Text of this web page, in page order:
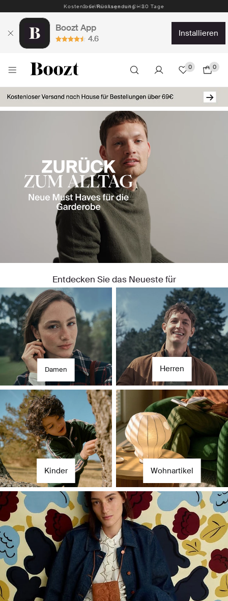
Kostenlose Rücksendung – 30 Tage
Boozt App
4.6
installieren
0 0
Für sie
Für ihn
Entdecken Sie das Neueste für
Damen Herren
Kinder Wohnartikel